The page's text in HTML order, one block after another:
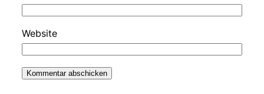
Website